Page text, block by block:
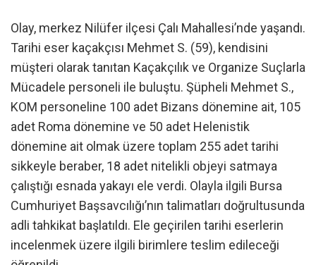
Olay, merkez Nilüfer ilçesi Çalı Mahallesi’nde yaşandı.
Tarihi eser kaçakçısı Mehmet S. (59), kendisini
müşteri olarak tanıtan Kaçakçılık ve Organize Suçlarla
Mücadele personeli ile buluştu. Şüpheli Mehmet S.,
KOM personeline 100 adet Bizans dönemine ait, 105
adet Roma dönemine ve 50 adet Helenistik
dönemine ait olmak üzere toplam 255 adet tarihi
sikkeyle beraber, 18 adet nitelikli objeyi satmaya
çalıştığı esnada yakayı ele verdi. Olayla ilgili Bursa
Cumhuriyet Başsavcılığı’nın talimatları doğrultusunda
adli tahkikat başlatıldı. Ele geçirilen tarihi eserlerin
incelenmek üzere ilgili birimlere teslim edileceği